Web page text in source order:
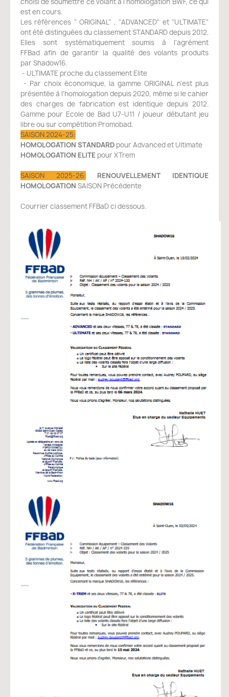
est en cours.
Les références " ORIGINAL" , "ADVANCED" et "ULTIMATE"
ont été distinguées du classement STANDARD depuis 2012.
Elles sont systématiquement soumis à l'agrément
FFBad afin de garantir la qualité des volants produits
par Shadow16.
- ULTIMATE proche du classement Elite
- Par choix économique, la gamme ORIGINAL n'est plus
présentée à l'homologation depuis 2020, même si le cahier
des charges de fabrication est identique depuis 2012.
Gamme pour Ecole de Bad U7-U11 / joueur débutant jeu
libre ou sur compétition Promobad.
SAISON 2024-25:
HOMOLOGATION STANDARD pour Advanced et Ultimate
HOMOLOGATION ELITE pour XTrem
SAISON 2025-26:
RENOUVELLEMENT IDENTIQUE
HOMOLOGATION SAISON Précédente
Courrier classement FFBaD ci dessous.